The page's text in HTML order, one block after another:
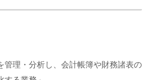
管理・分析し、会計帳簿や財務諸表の